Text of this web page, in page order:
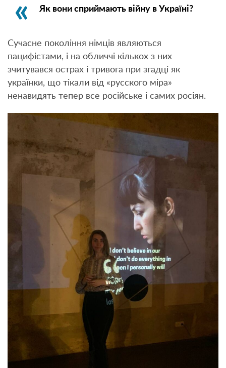
Як вони сприймають війну в Україні?
Сучасне покоління німців являються
пацифістами, і на обличчі кількох з них
зчитувався острах і тривога при згадці як
українки, що тікали від «русского міра»
ненавидять тепер все російське і самих росіян.